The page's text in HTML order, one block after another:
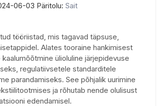
06-03 Päritolu:Sait
tööriistad, mis tagavad täpsuse,
Alates tooraine hankimisest
ülioluline järjepidevuse
regulatiivsetele standarditele
parandamiseks. See põhjalik uurimine
ja rõhutab nende olulisust
edendamisel.